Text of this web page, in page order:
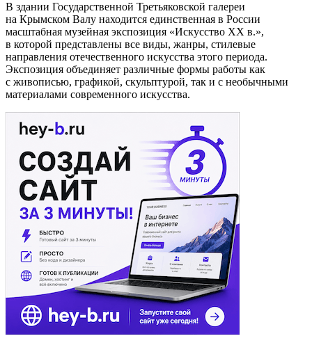
В здании Государственной Третьяковской галереи
на Крымском Валу находится единственная в России
масштабная музейная экспозиция «Искусство ХХ в.»,
в которой представлены все виды, жанры, стилевые
направления отечественного искусства этого периода.
Экспозиция объединяет различные формы работы как
с живописью, графикой, скульптурой, так и с необычными
материалами современного искусства.